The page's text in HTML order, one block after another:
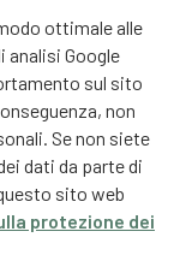
ottimale alle
Google
sul sito
non
Se non siete
dati da parte di
sito web
protezione dei
Macolin